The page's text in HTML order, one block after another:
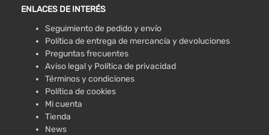
ENLACES DE INTERÉS
Seguimiento de pedido y envío
Política de entrega de mercancía y devoluciones
Preguntas frecuentes
Aviso legal y Política de privacidad
Términos y condiciones
Política de cookies
Mi cuenta
Tienda
News